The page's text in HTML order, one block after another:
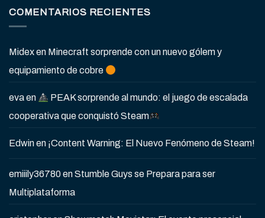
COMENTARIOS RECIENTES
Midexen Minecraft sorprende con un nuevo gólem y
equipamiento de cobre
evaen
PEAK sorprende al mundo: el juego de escalada
cooperativa que conquistó Steam
Edwinen ¡Content Warning: El Nuevo Fenómeno de Steam!
emiiily36780enStumble Guys se Prepara para ser
Multiplataforma